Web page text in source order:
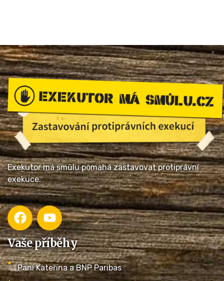
Exekutor má smůlu pomahá zastavovat protiprávní
exekuce.
Vaše příběhy
Paní Kateřina a BNP Paribas